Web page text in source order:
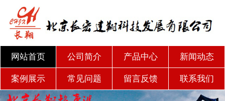
网站首页 公司简介 产品中心 新闻动态
案例展示 常见问题 留言反馈 联系我们